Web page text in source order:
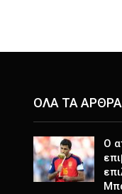
ΟΛΑ ΤΑ ΑΡΘΡΑ
Ο